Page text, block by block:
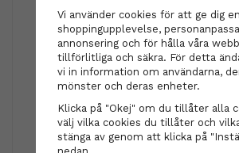
by Eloise London
by Eloise London - Metallic Gold
Vi använder cookies för att ge dig
shoppingupplevelse,
annonsering och för hålla våra
tillförlitliga och säkra. För detta
vi in information om användarna,
mönster och deras enheter.
Klicka på "Okej" om du tillåter alla
välj vilka cookies du tillåter och
stänga av genom att klicka på